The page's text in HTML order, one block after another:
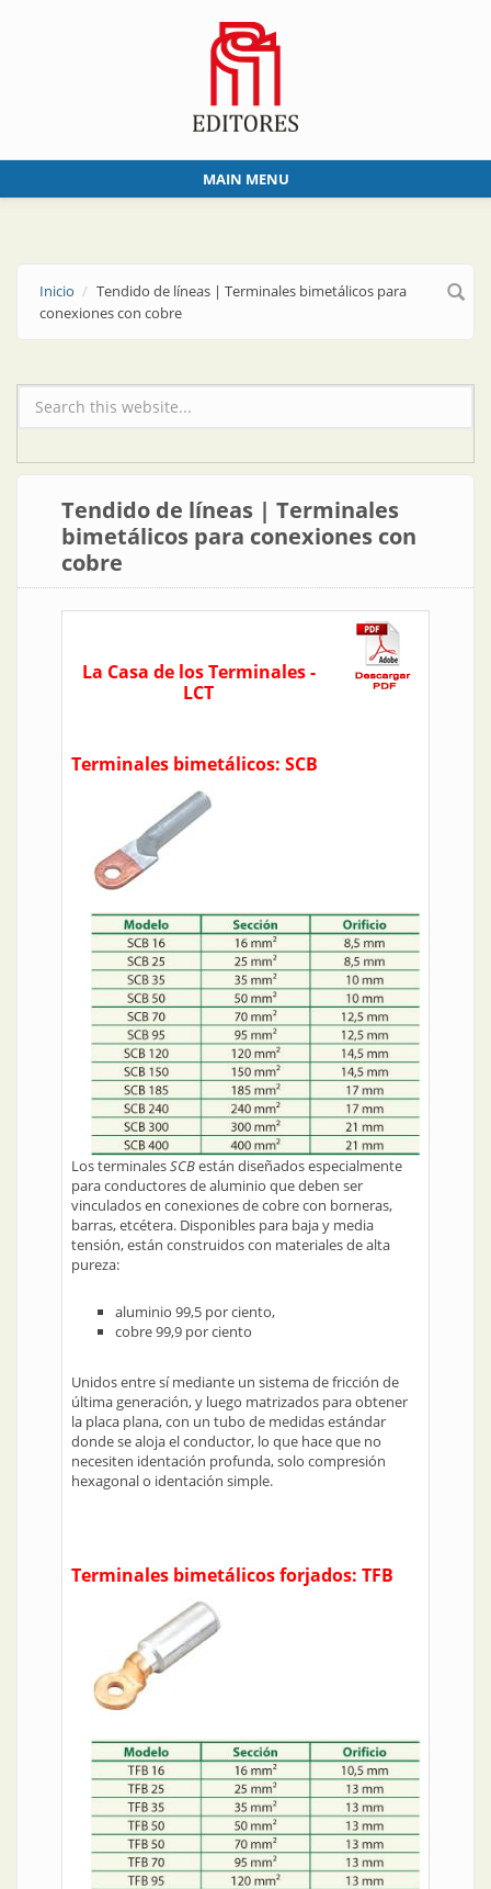
MAIN MENU
Inicio
Tendido de líneas | Terminales bimetálicos para
conexiones con cobre
Formulario de búsqueda
Tendido de líneas | Terminales
bimetálicos para conexiones con
cobre
La Casa de los Terminales -
LCT
Terminales bimetálicos: SCB
Los terminalesSCBestán diseñados especialmente
para conductores de aluminio que deben ser
vinculados en conexiones de cobre con borneras,
barras, etcétera. Disponibles para baja y media
tensión, están construidos con materiales de alta
pureza:
aluminio 99,5 por ciento,
cobre 99,9 por ciento
Unidos entre sí mediante un sistema de fricción de
última generación, y luego matrizados para obtener
la placa plana, con un tubo de medidas estándar
donde se aloja el conductor, lo que hace que no
necesiten identación profunda, solo compresión
hexagonal o identación simple.
Terminales bimetálicos forjados: TFB